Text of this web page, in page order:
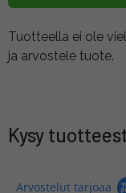
Tuotteella ei ole
ja arvostele tuote.
Kysy
Arvostelut tarjoaa